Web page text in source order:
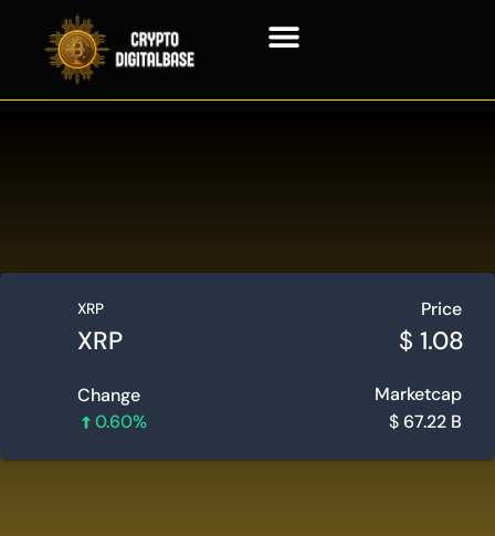
XRP
XRP
Price
$ 1.08
Change
0.60%
Marketcap
$67.22 B